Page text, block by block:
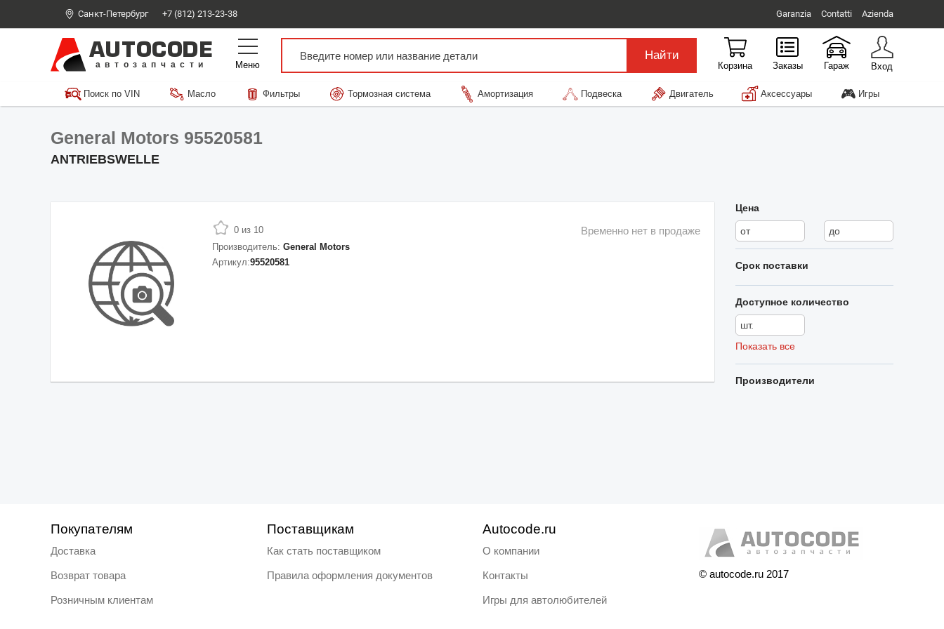
Санкт-Петербург +7 (812) 213-23-38 Garanzia Contatti Azienda
AUTOCODE
автозапчасти Меню
Найти
Корзина Заказы Гараж Вход
Поиск по VIN Масло Фильтры Тормозная система Амортизация Подвеска Двигатель Аксессуары 🎮 Игры
General Motors 95520581
ANTRIEBSWELLE
0 из 10
Производитель: General Motors
Артикул:95520581
Временно нет в продаже
Цена
Срок поставки
Доступное количество
Показать все
Производители
Покупателям
Доставка
Возврат товара
Розничным клиентам
Поставщикам
Как стать поставщиком
Правила оформления документов
Autocode.ru
О компании
Контакты
Игры для автолюбителей
© autocode.ru 2017